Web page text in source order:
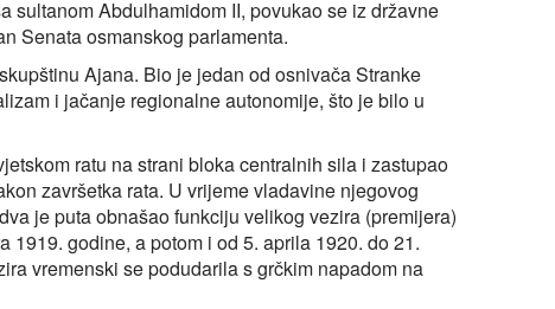
sultanom Abdulhamidom II, povukao se iz državne
Senata osmanskog parlamenta.
Ajana. Bio je jedan od osnivača Stranke
i jačanje regionalne autonomije, što je bilo u
ratu na strani bloka centralnih sila i zastupao
završetka rata. U vrijeme vladavine njegovog
je puta obnašao funkciju velikog vezira (premijera)
1919. godine, a potom i od 5. aprila 1920. do 21.
vremenski se podudarila s grčkim napadom na